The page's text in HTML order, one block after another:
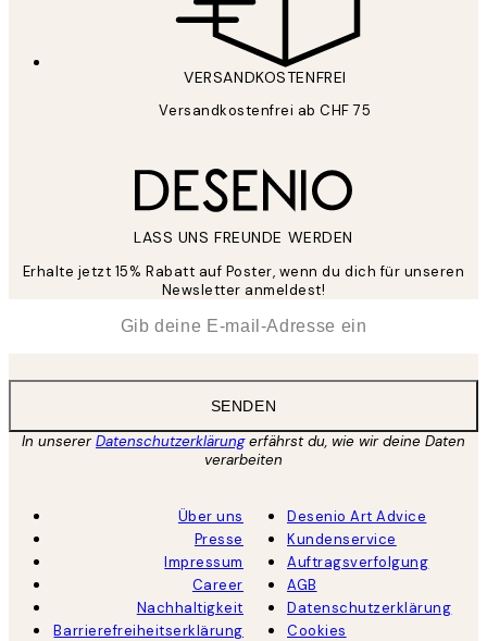
VERSANDKOSTENFREI
Versandkostenfrei ab CHF 75
LASS UNS FREUNDE WERDEN
Erhalte jetzt 15% Rabatt auf Poster, wenn du dich für unseren
Newsletter anmeldest!
SENDEN
In unsererDatenschutzerklärungerfährst du, wie wir deine Daten
verarbeiten
Über uns
Presse
Impressum
Career
Nachhaltigkeit
Barrierefreiheitserklärung
Desenio Art Advice
Kundenservice
Auftragsverfolgung
AGB
Datenschutzerklärung
Cookies